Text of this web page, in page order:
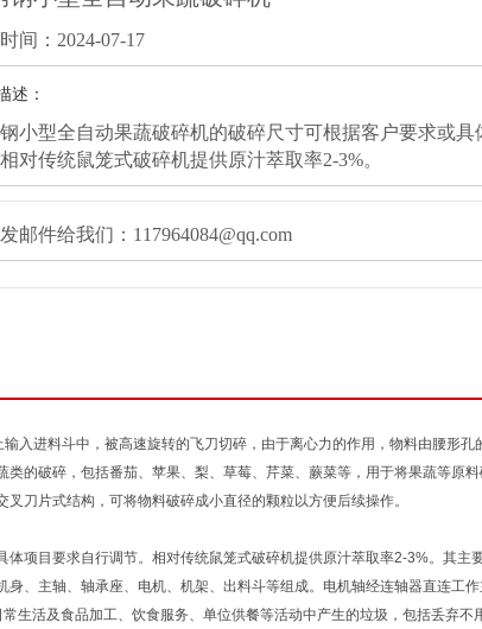
间：2024-07-17
述：
小型全自动果蔬破碎机的破碎尺寸可根据客户要求或具
对传统鼠笼式破碎机提供原汁萃取率2-3%。
发邮件给我们：117964084@qq.com
入进料斗中，被高速旋转的飞刀切碎，由于离心力的作用，物料由腰形孔
的破碎，包括番茄、苹果、梨、草莓、芹菜、蕨菜等，用于将果蔬等原
刀片式结构，可将物料破碎成小直径的颗粒以方便后续操作。
体项目要求自行调节。相对传统鼠笼式破碎机提供原汁萃取率2-3%。其主
、主轴、轴承座、电机、机架、出料斗等组成。电机轴经连轴器直连工
生活及食品加工、饮食服务、单位供餐等活动中产生的垃圾，包括丢弃不